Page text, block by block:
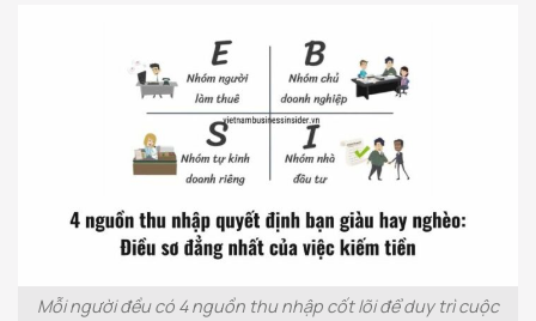
Mỗi người đều có 4 nguồn thu nhập cốt lõi để duy trì cuộc